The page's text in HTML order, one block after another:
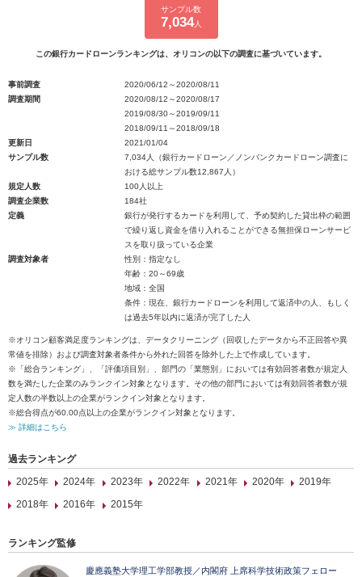
サンプル数
7,034人
この銀行カードローンランキングは、オリコンの以下の調査に基づいています。
事前調査
2020/06/12～2020/08/11
調査期間
2020/08/12～2020/08/17
2019/08/30～2019/09/11
2018/09/11～2018/09/18
更新日
2021/01/04
サンプル数
7,034人（銀行カードローン／ノンバンクカードローン調査に
おける総サンプル数12,867人）
規定人数
100人以上
調査企業数
184社
定義
銀行が発行するカードを利用して、予め契約した貸出枠の範囲
で繰り返し資金を借り入れることができる無担保ローンサービ
スを取り扱っている企業
調査対象者
性別：指定なし
年齢：20～69歳
地域：全国
条件：現在、銀行カードローンを利用して返済中の人、もしく
は過去5年以内に返済が完了した人
※オリコン顧客満足度ランキングは、データクリーニング（回収したデータから不正回答や異
常値を排除）および調査対象者条件から外れた回答を除外した上で作成しています。
※「総合ランキング」、「評価項目別」、部門の「業態別」においては有効回答者数が規定人
数を満たした企業のみランクイン対象となります。その他の部門においては有効回答者数が規
定人数の半数以上の企業がランクイン対象となります。
※総合得点が60.00点以上の企業がランクイン対象となります。
≫ 詳細はこちら
過去ランキング
2025年
2024年 2023年 2022年 2021年 2020年
2019年
2018年
2016年 2015年
ランキング監修
慶應義塾大学理工学部教授／内閣府 上席科学技術政策フェロー